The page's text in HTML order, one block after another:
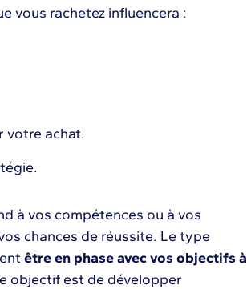
vous rachetez influencera :
votre achat.
à vos compétences ou à vos
chances de réussite. Le type
être en phase avec vos objectifs à
objectif est de développer